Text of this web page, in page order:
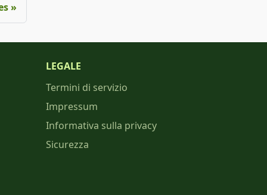
LEGALE
Termini di servizio
Impressum
Informativa sulla privacy
Sicurezza